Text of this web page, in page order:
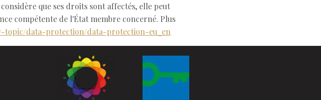
que ses droits sont affectés, elle peut
compétente de l'État membre concerné. Plus
topic/data-protection/data-protection-eu_en